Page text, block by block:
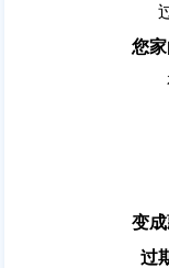
您
变成
过